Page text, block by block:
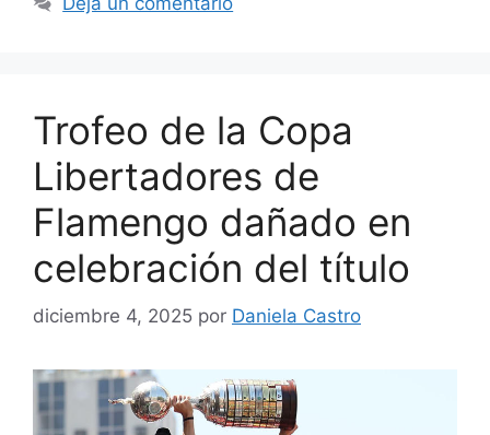
Trofeo de la Copa
Libertadores de
Flamengo dañado en
celebración del título
diciembre 4, 2025 por Daniela Castro